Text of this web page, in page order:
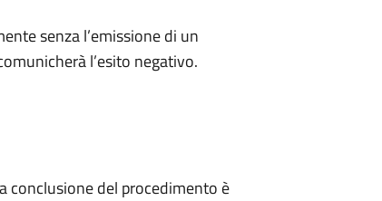
senza l’emissione di un
l’esito negativo.
conclusione del procedimento è